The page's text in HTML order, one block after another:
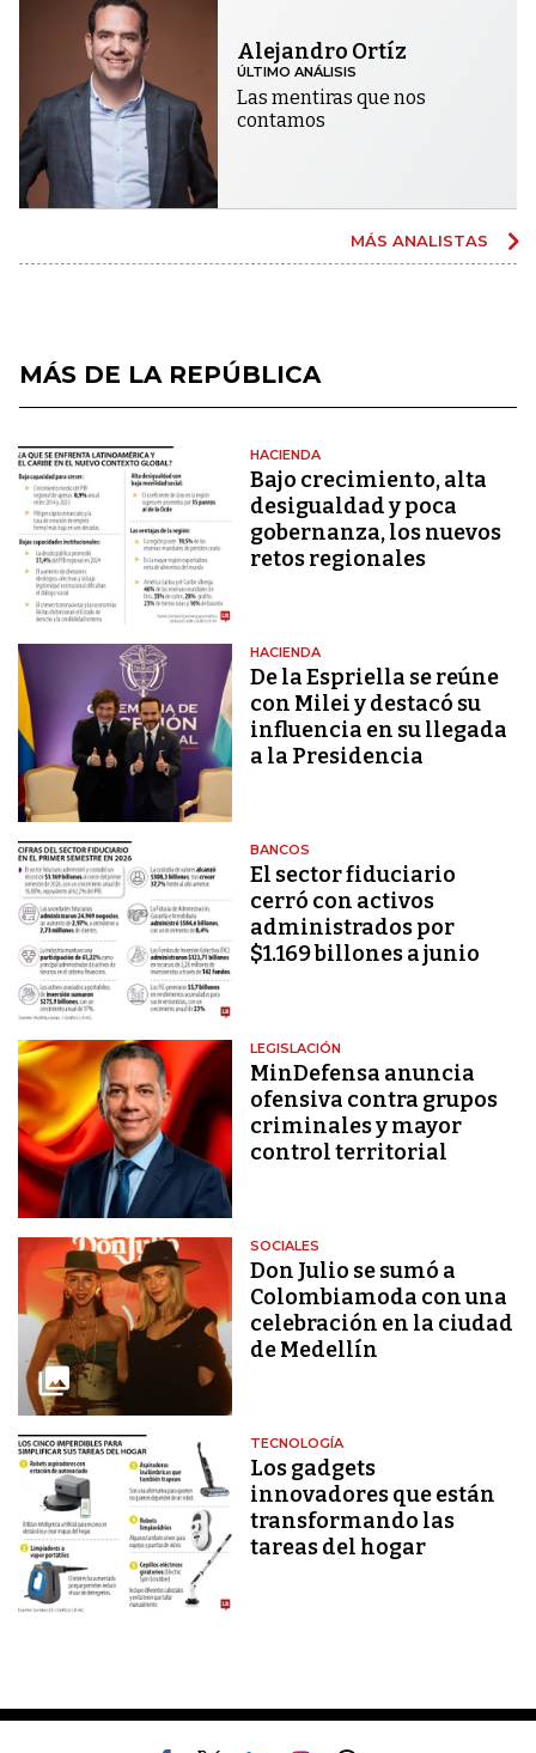
Alejandro Ortíz
ÚLTIMO ANÁLISIS
Las mentiras que nos
contamos
MÁS ANALISTAS
MÁS DE LA REPÚBLICA
HACIENDA
Bajo crecimiento, alta
desigualdad y poca
gobernanza, los nuevos
retos regionales
HACIENDA
De la Espriella se reúne
con Milei y destacó su
influencia en su llegada
a la Presidencia
BANCOS
El sector fiduciario
cerró con activos
administrados por
$1.169 billones a junio
LEGISLACIÓN
MinDefensa anuncia
ofensiva contra grupos
criminales y mayor
control territorial
SOCIALES
Don Julio se sumó a
Colombiamoda con una
celebración en la ciudad
de Medellín
TECNOLOGÍA
Los gadgets
innovadores que están
transformando las
tareas del hogar